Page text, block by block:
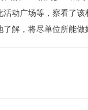
动广场等，察看了该
解，将尽单位所能做